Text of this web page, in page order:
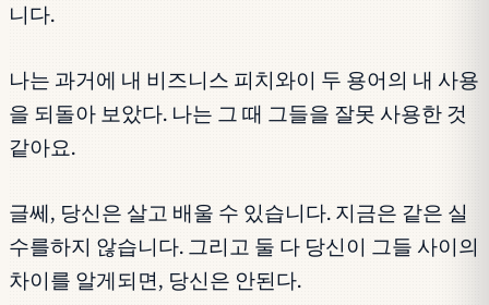
니다.
나는 과거에 내 비즈니스 피치와이 두 용어의 내 사용
을 되돌아 보았다. 나는 그 때 그들을 잘못 사용한 것
같아요.
글쎄, 당신은 살고 배울 수 있습니다. 지금은 같은 실
수를하지 않습니다. 그리고 둘 다 당신이 그들 사이의
차이를 알게되면, 당신은 안된다.